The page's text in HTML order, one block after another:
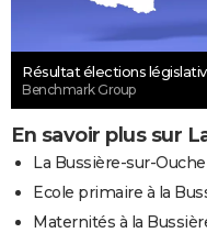
Résultat élections
Benchmark Group
En savoir plus sur
La Bussière-sur-Ouche
Ecole primaire à la
Maternités à la